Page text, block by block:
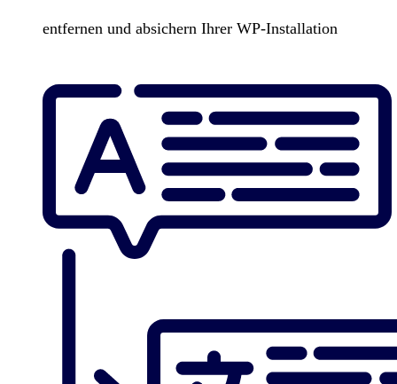
entfernen und absichern Ihrer WP-Installation